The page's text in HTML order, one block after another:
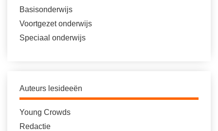
Basisonderwijs
Voortgezet onderwijs
Speciaal onderwijs
Auteurs lesideeën
Young Crowds
Redactie